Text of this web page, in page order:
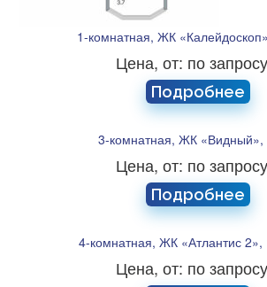
1-комнатная, ЖК
Цена, от: по
Подробнее
3-комнатная, ЖК «Видный»,
Цена, от: по
Подробнее
4-комнатная, ЖК «Атлантис
Цена, от: по